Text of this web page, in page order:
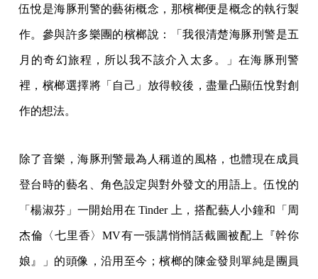
伍悅是海豚刑警的藝術概念，那檳榔便是概念的執行製
作。參與許多樂團的檳榔說：「我很清楚海豚刑警是五
月的奇幻旅程，所以我不該介入太多。」在海豚刑警
裡，檳榔選擇將「自己」放得較後，盡量凸顯伍悅對創
作的想法。
除了音樂，海豚刑警最為人稱道的風格，也體現在成員
登台時的藝名、角色設定與對外發文的用語上。伍悅的
「楊淑芬」一開始用在 Tinder 上，搭配藝人小鐘和「周
杰倫〈七里香〉MV有一張講悄悄話截圖被配上『幹你
娘』」的頭像，沿用至今；檳榔的陳金發則單純是團員